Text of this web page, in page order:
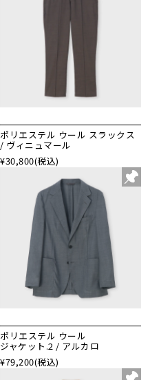
ポリエステル ウール スラックス
/ ヴィニュマール
¥30,800(税込)
ポリエステル ウール
ジャケット.2 / アルカロ
¥79,200(税込)